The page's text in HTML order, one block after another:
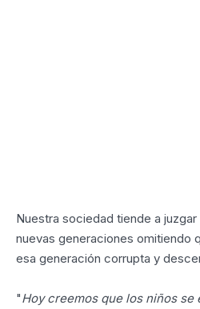
Nuestra sociedad tiende a
nuevas generaciones omitiendo
esa generación corrupta y
"Hoy creemos que los niños se